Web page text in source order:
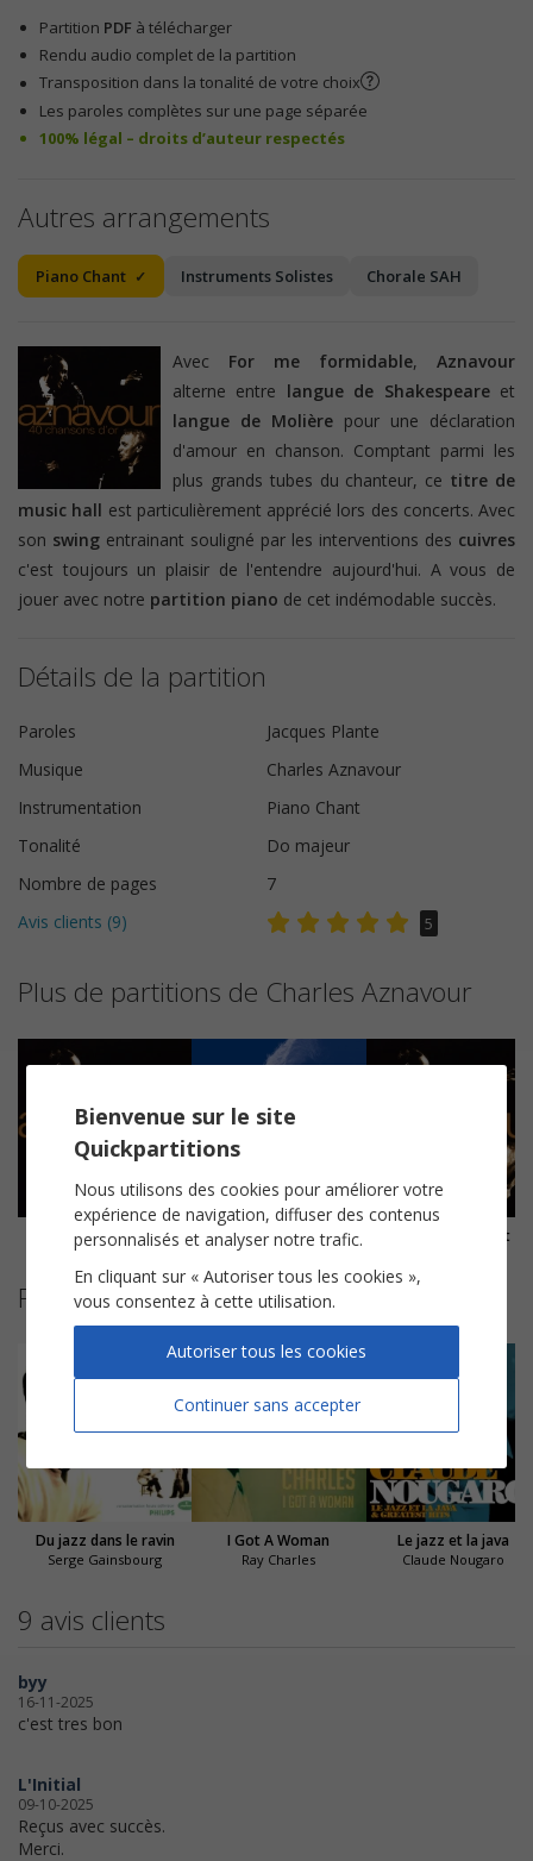
Partition PDF à télécharger
Rendu audio complet de la partition
Transposition dans la tonalité de votre choix
Les paroles complètes sur une page séparée
100% légal – droits d’auteur respectés
Autres arrangements
Piano Chant Instruments Solistes Chorale SAH
Avec For me formidable, Aznavour
alterne entre langue de Shakespeareet
langue de Molière pour une déclaration
d'amour en chanson. Comptant parmi les
plus grands tubes du chanteur, ce titre de
music hall est particulièrement apprécié lors des concerts. Avec
son swing entrainant souligné par les interventions des cuivres
c'est toujours un plaisir de l'entendre aujourd'hui. A vous de
jouer avec notre partition piano de cet indémodable succès.
Détails de la partition
Paroles
Jacques Plante
Musique
Charles Aznavour
Instrumentation
Piano Chant
Tonalité
Do majeur
Nombre de pages
7
Avis clients (9) 5
Plus de partitions de Charles Aznavour
Mourir d'aimer Nous nous reverrons un jour ou l'autre Comme ils disent
Partitions suggérées
Du jazz dans le ravin
Serge Gainsbourg
I Got A Woman
Ray Charles
Le jazz et la java
Claude Nougaro
9 avis clients
byy
16-11-2025
c'est tres bon
L'Initial
09-10-2025
Reçus avec succès.
Merci.
Bienvenue sur le site
Quickpartitions
Nous utilisons des cookies pour améliorer votre
expérience de navigation, diffuser des contenus
personnalisés et analyser notre trafic.
En cliquant sur « Autoriser tous les cookies »,
vous consentez à cette utilisation.
Continuer sans accepter
Autoriser tous les cookies